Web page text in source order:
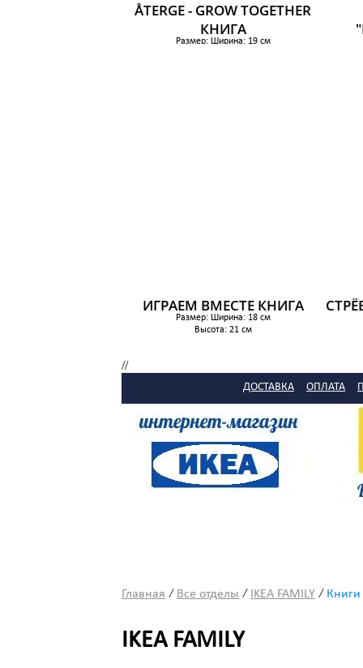
ÅTERGE - GROW TOGETHER
КНИГА
Размер: Ширина: 19 см
ИГРАЕМ ВМЕСТЕ КНИГА
Размер: Ширина: 18 см
Высота: 21 см
//
ДОСТАВКА ОПЛАТА
Главная / Все отделы / IKEA FAMILY / Книги
IKEA FAMILY